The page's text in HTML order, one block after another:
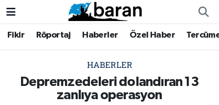
Fikir Röportaj Haberler Özel Haber
HABERLER
Depremzedeleri dolandıran 13
zanlıya operasyon
Fikir
Haberler
Fikir
Haberler
Nöbetçi Eczaneler
Trafik Durumu